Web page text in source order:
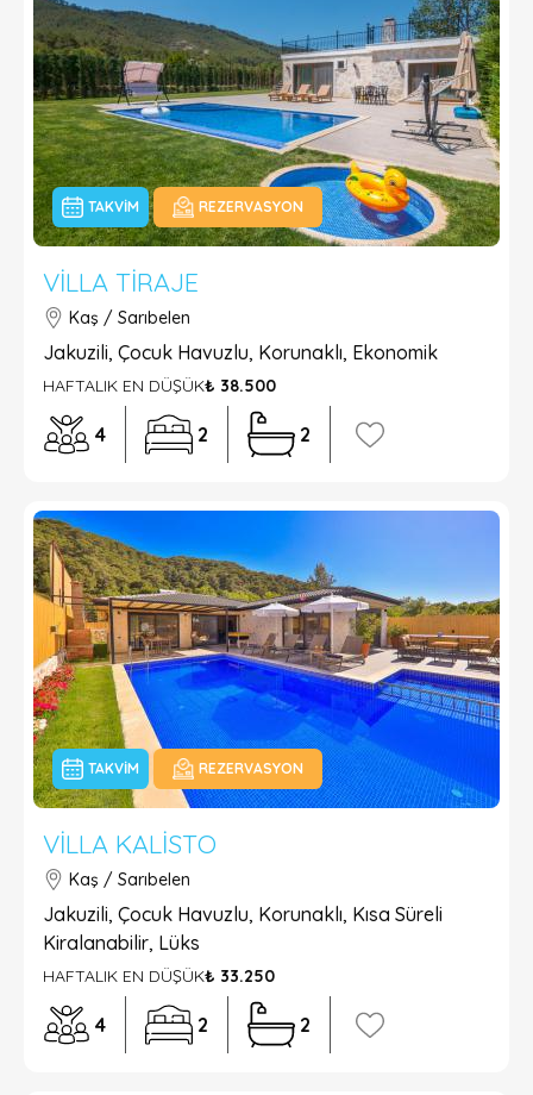
TAKVIM REZERVASYON
VILLA TIRAJE
Kaş / Sarıbelen
Jakuzili, Çocuk Havuzlu, Korunaklı, Ekonomik
HAFTALIK EN DÜŞÜK₺ 38.500
4 2 2
TAKVIM REZERVASYON
VILLA KALISTO
Kaş / Sarıbelen
Jakuzili, Çocuk Havuzlu, Korunaklı, Kısa Süreli
Kiralanabilir, Lüks
HAFTALIK EN DÜŞÜK₺ 33.250
4 2 2